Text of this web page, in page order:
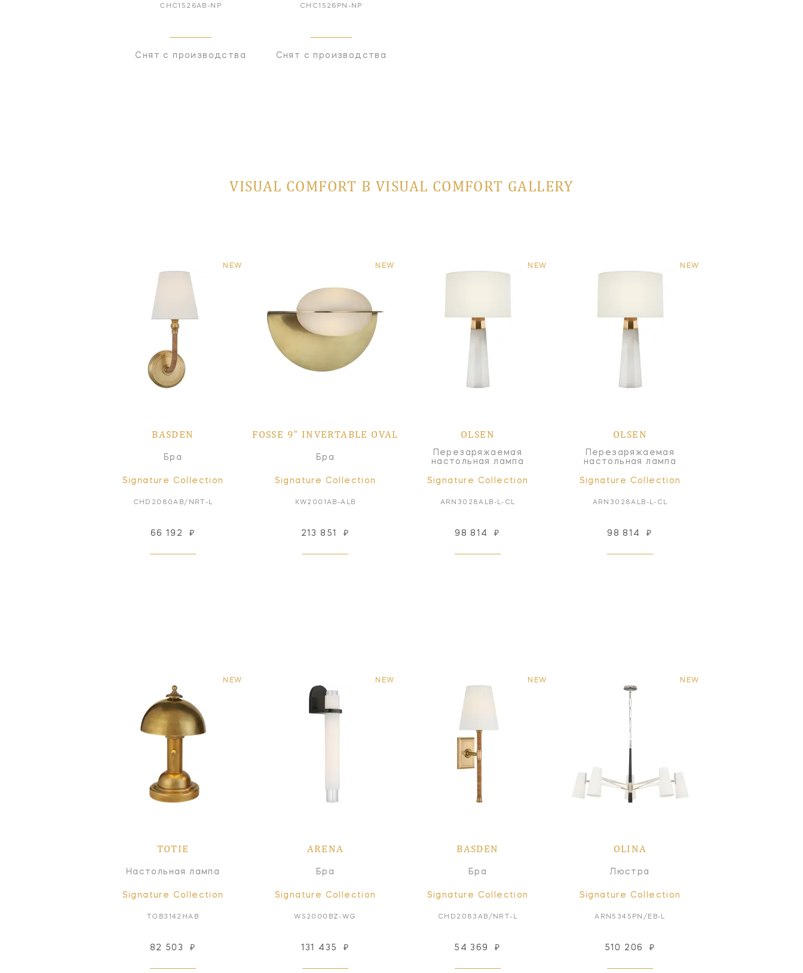
CHC1526AB-NP
Снят с производства
CHC1526PN-NP
Снят с производства
VISUAL COMFORT В VISUAL COMFORT GALLERY
NEW
BASDEN
Бра
Signature Collection
CHD2080AB/NRT-L
66 192 ₽
NEW
FOSSE 9" INVERTABLE OVAL
Бра
Signature Collection
KW2001AB-ALB
213 851 ₽
NEW
OLSEN
Перезаряжаемая
настольная лампа
Signature Collection
ARN3028ALB-L-CL
98 814 ₽
NEW
OLSEN
Перезаряжаемая
настольная лампа
Signature Collection
ARN3028ALB-L-CL
98 814 ₽
NEW
TOTIE
Настольная лампа
Signature Collection
TOB3142HAB
82 503 ₽
NEW
ARENA
Бра
Signature Collection
WS2000BZ-WG
131 435 ₽
NEW
BASDEN
Бра
Signature Collection
CHD2083AB/NRT-L
54 369 ₽
NEW
OLINA
Люстра
Signature Collection
ARN5345PN/EB-L
510 206 ₽